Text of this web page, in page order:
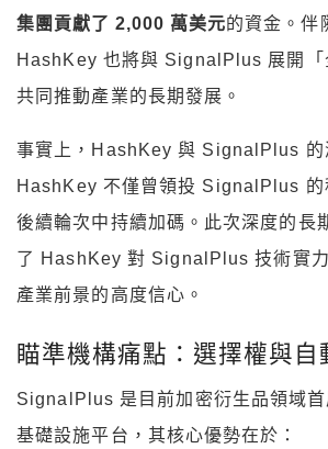
集團貢獻了 2,000 萬美元的資金。伴
HashKey 也將與 SignalPlus 展開「
共同推動產業的長期發展。
事實上，HashKey 與 SignalPlus 的
HashKey 不僅曾領投 SignalPlus 的
後續輪次中持續加碼。此次深度的長
了 HashKey 對 SignalPlus 技術實
產業前景的高度信心。
瞄準機構痛點：選擇權與自
SignalPlus 是目前加密衍生品領域
基礎設施平台，其核心優勢在於：